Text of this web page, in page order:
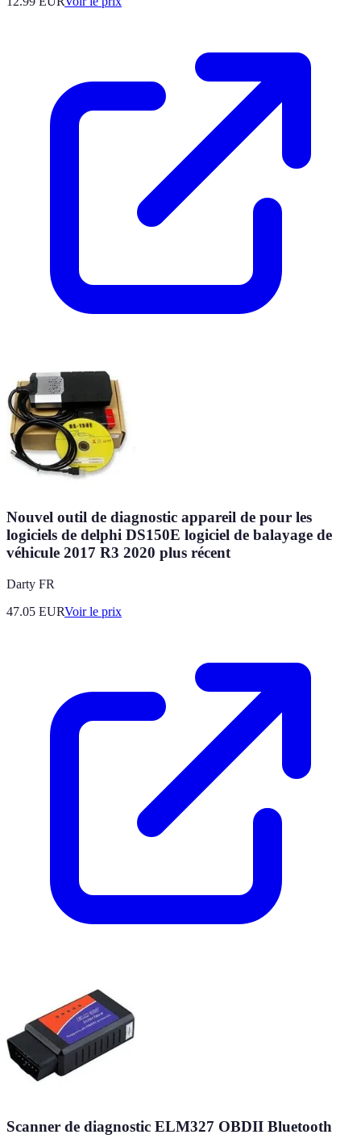
Nouvel outil de diagnostic appareil de pour les
logiciels de delphi DS150E logiciel de balayage de
véhicule 2017 R3 2020 plus récent
Darty FR
47.05 EURVoir le prix
Scanner de diagnostic ELM327 OBDII Bluetooth